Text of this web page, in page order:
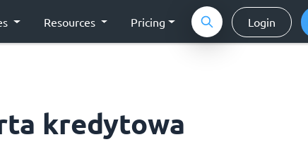
Resources Pricing Login
kredytowa